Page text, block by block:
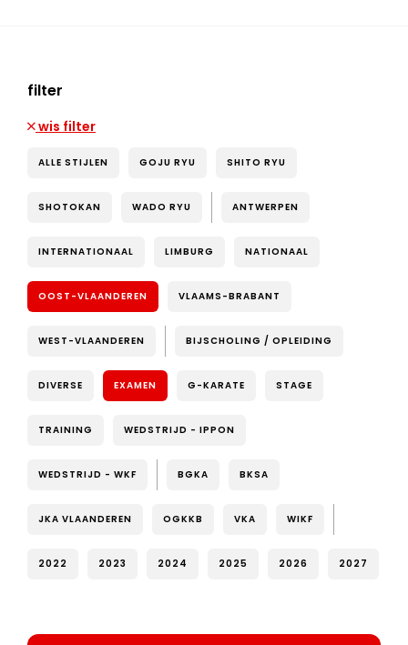
filter
wis filter
ALLE STIJLEN GOJU RYU SHITO RYU
SHOTOKAN WADO RYU ANTWERPEN
INTERNATIONAAL LIMBURG NATIONAAL
OOST-VLAANDEREN VLAAMS-BRABANT
WEST-VLAANDEREN BIJSCHOLING / OPLEIDING
DIVERSE EXAMEN G-KARATE STAGE
TRAINING WEDSTRIJD - IPPON
WEDSTRIJD - WKF BGKA BKSA
JKA VLAANDEREN OGKKB VKA WIKF
2022 2023 2024 2025 2026 2027